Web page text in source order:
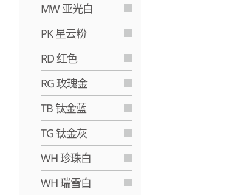
MW 亚光白
PK 星云粉
RD 红色
RG 玫瑰金
TB 钛金蓝
TG 钛金灰
WH 珍珠白
WH 瑞雪白